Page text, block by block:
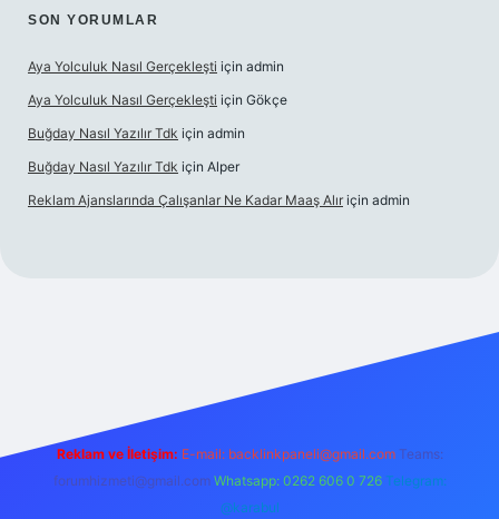
SON YORUMLAR
Aya Yolculuk Nasıl Gerçekleşti için admin
Aya Yolculuk Nasıl Gerçekleşti için Gökçe
Buğday Nasıl Yazılır Tdk için admin
Buğday Nasıl Yazılır Tdk için Alper
Reklam Ajanslarında Çalışanlar Ne Kadar Maaş Alır için admin
Reklam ve İletişim: E-mail: backlinkpaneli@gmail.com Teams:
forumhizmeti@gmail.com Whatsapp: 0262 606 0 726 Telegram:
@karabul